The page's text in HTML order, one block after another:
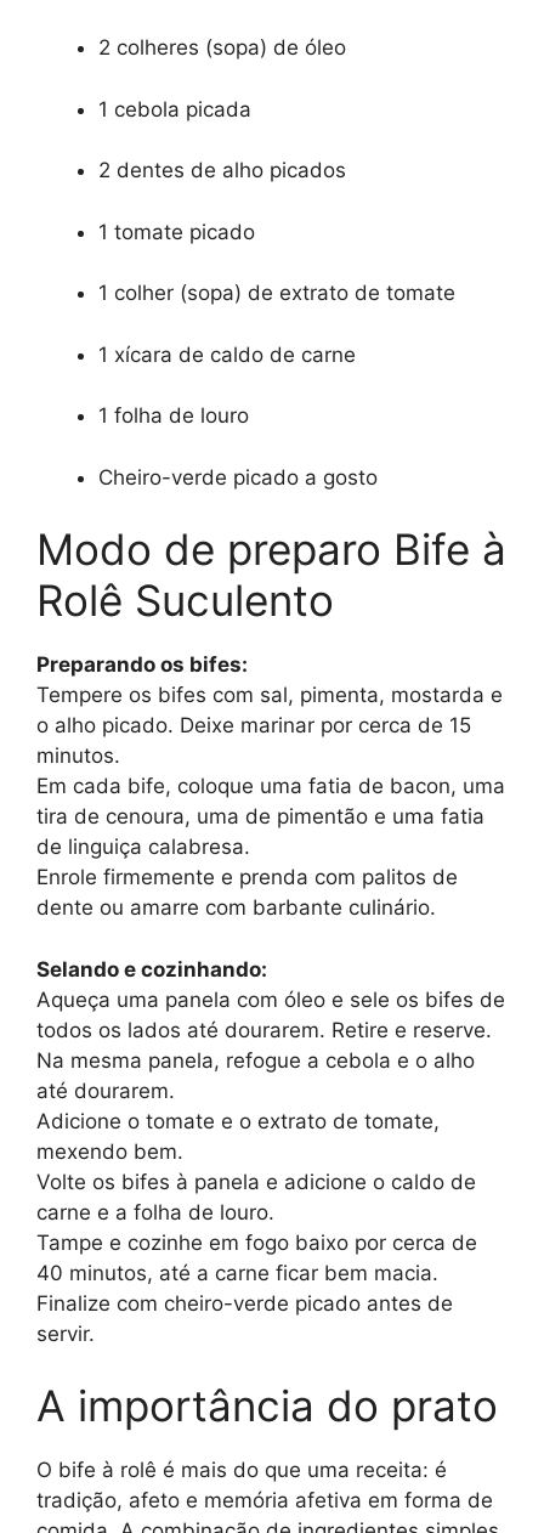
2 colheres (sopa) de óleo
1 cebola picada
2 dentes de alho picados
1 tomate picado
1 colher (sopa) de extrato de tomate
1 xícara de caldo de carne
1 folha de louro
Cheiro-verde picado a gosto
Modo de preparo Bife à
Rolê Suculento
Preparando os bifes:
Tempere os bifes com sal, pimenta, mostarda e
o alho picado. Deixe marinar por cerca de 15
minutos.
Em cada bife, coloque uma fatia de bacon, uma
tira de cenoura, uma de pimentão e uma fatia
de linguiça calabresa.
Enrole firmemente e prenda com palitos de
dente ou amarre com barbante culinário.
Selando e cozinhando:
Aqueça uma panela com óleo e sele os bifes de
todos os lados até dourarem. Retire e reserve.
Na mesma panela, refogue a cebola e o alho
até dourarem.
Adicione o tomate e o extrato de tomate,
mexendo bem.
Volte os bifes à panela e adicione o caldo de
carne e a folha de louro.
Tampe e cozinhe em fogo baixo por cerca de
40 minutos, até a carne ficar bem macia.
Finalize com cheiro-verde picado antes de
servir.
A importância do prato
O bife à rolê é mais do que uma receita: é
tradição, afeto e memória afetiva em forma de